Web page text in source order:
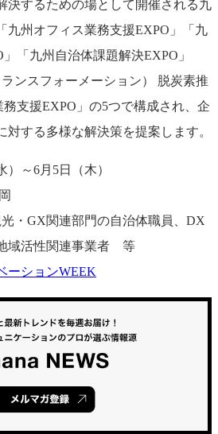
決するための場として開催される九
九州オフィス業務支援EXPO」「九
「九州自治体課題解決EXPO」
ンスフォーメーション） 脱炭素推
支援EXPO」の5つで構成され、企
する多様な解決策を提案します。
）～6月5日（木）
・GX関連部門の自治体職員、DX
域活性関連事業者 等
ーションWEEK